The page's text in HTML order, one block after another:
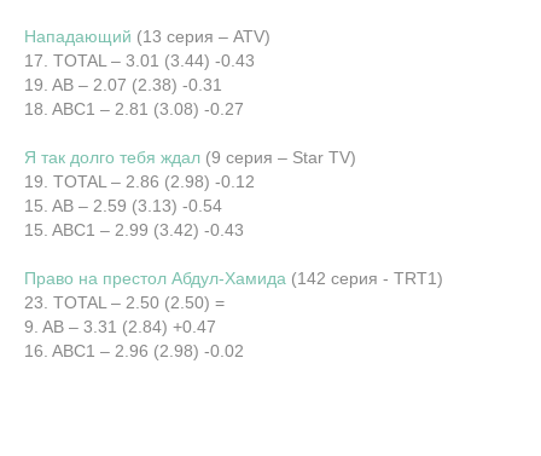
Нападающий (13 серия – ATV)
17. TOTAL – 3.01 (3.44) -0.43
19. AB – 2.07 (2.38) -0.31
18. ABC1 – 2.81 (3.08) -0.27
Я так долго тебя ждал (9 серия – Star TV)
19. TOTAL – 2.86 (2.98) -0.12
15. AB – 2.59 (3.13) -0.54
15. ABC1 – 2.99 (3.42) -0.43
Право на престол Абдул-Хамида (142 серия - TRT1)
23. TOTAL – 2.50 (2.50) =
9. AB – 3.31 (2.84) +0.47
16. ABC1 – 2.96 (2.98) -0.02